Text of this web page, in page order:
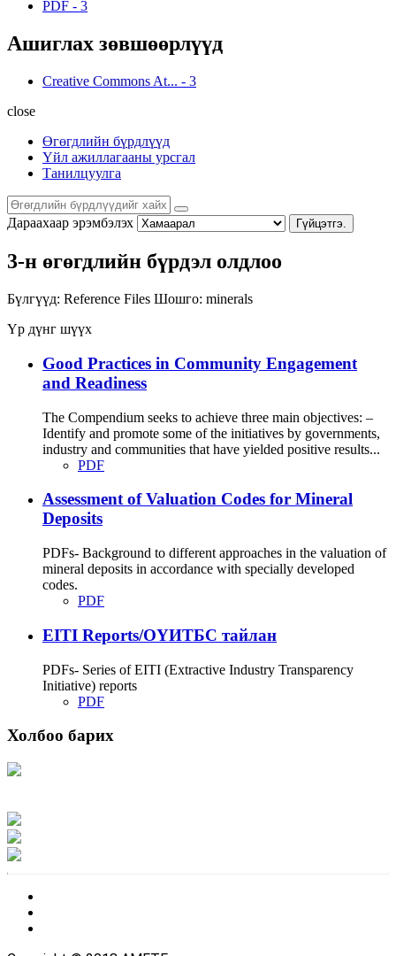
PDF - 3
Ашиглах зөвшөөрлүүд
Creative Commons At... - 3
close
Өгөгдлийн бүрдлүүд
Үйл ажиллагааны урсгал
Танилцуулга
Дараахаар эрэмбэлэх Гүйцэтгэ.
3-н өгөгдлийн бүрдэл олдлоо
Бүлгүүд: Reference Files Шошго: minerals
Үр дүнг шүүх
Good Practices in Community Engagement
and Readiness
The Compendium seeks to achieve three main objectives: –
Identify and promote some of the initiatives by governments,
industry and communities that have yielded positive results...
PDF
Assessment of Valuation Codes for Mineral
Deposits
PDFs- Background to different approaches in the valuation of
mineral deposits in accordance with specially developed
codes.
PDF
EITI Reports/ОҮИТБС тайлан
PDFs- Series of EITI (Extractive Industry Transparency
Initiative) reports
PDF
Холбоо барих